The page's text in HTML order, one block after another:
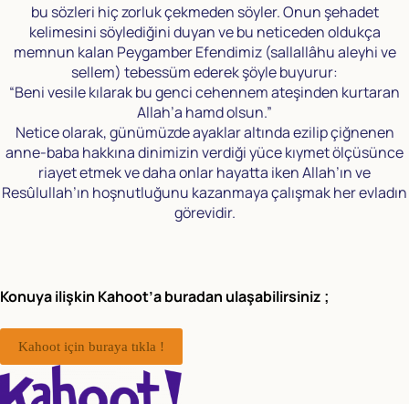
bu sözleri hiç zorluk çekmeden söyler. Onun şehadet
kelimesini söylediğini duyan ve bu neticeden oldukça
memnun kalan Peygamber Efendimiz (sallallâhu aleyhi ve
sellem) tebessüm ederek şöyle buyurur:
“Beni vesile kılarak bu genci cehennem ateşinden kurtaran
Allah’a hamd olsun.”
Netice olarak, günümüzde ayaklar altında ezilip çiğnenen
anne-baba hakkına dinimizin verdiği yüce kıymet ölçüsünce
riayet etmek ve daha onlar hayatta iken Allah’ın ve
Resûlullah’ın hoşnutluğunu kazanmaya çalışmak her evladın
görevidir.
Konuya ilişkin Kahoot’a buradan ulaşabilirsiniz ;
Kahoot için buraya tıkla !